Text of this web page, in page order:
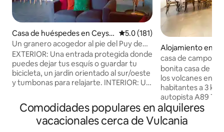
Casa de huéspedes en Ceyss
at
Calificación promedio: 5.0 de
5.0 (181)
Un granero acogedor al pie del Puy de
Dôme
EXTERIOR: Una entrada protegida donde
puedes dejar tus esquís o guardar tu
bicicleta, un jardín orientado al sur/oeste
y tumbonas para relajarte. INTERIOR: Un
almacenamiento (cajones, un riel con
perchas, almacenamiento de zapatos,
ganchos para abrigos, espejo). Un
Alojamiento en
casa de campo
bonita casa de
los volcanes en el
habitantes a 3 km
autopista A89 Todas las tiendas
(panadería,
chocolatería,
supermercado,
Comodidades populares en alquileres
vacacionales cerca de Vulcania